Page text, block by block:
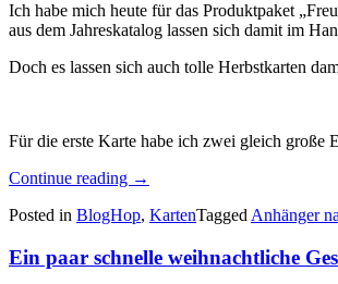
Ich habe mich heute für das Produktpaket
aus dem Jahreskatalog lassen sich damit im
Doch es lassen sich auch tolle Herbstkarten
Für die erste Karte habe ich zwei gleich große
Continue reading „Stempelreise
im
–
→
Posted in BlogHop, KartenTagged Anhänger
Ein paar schnelle weihnachtliche